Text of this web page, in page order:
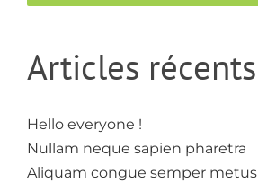
Articles récents
Hello everyone !
Nullam neque sapien pharetra
Aliquam congue semper metus